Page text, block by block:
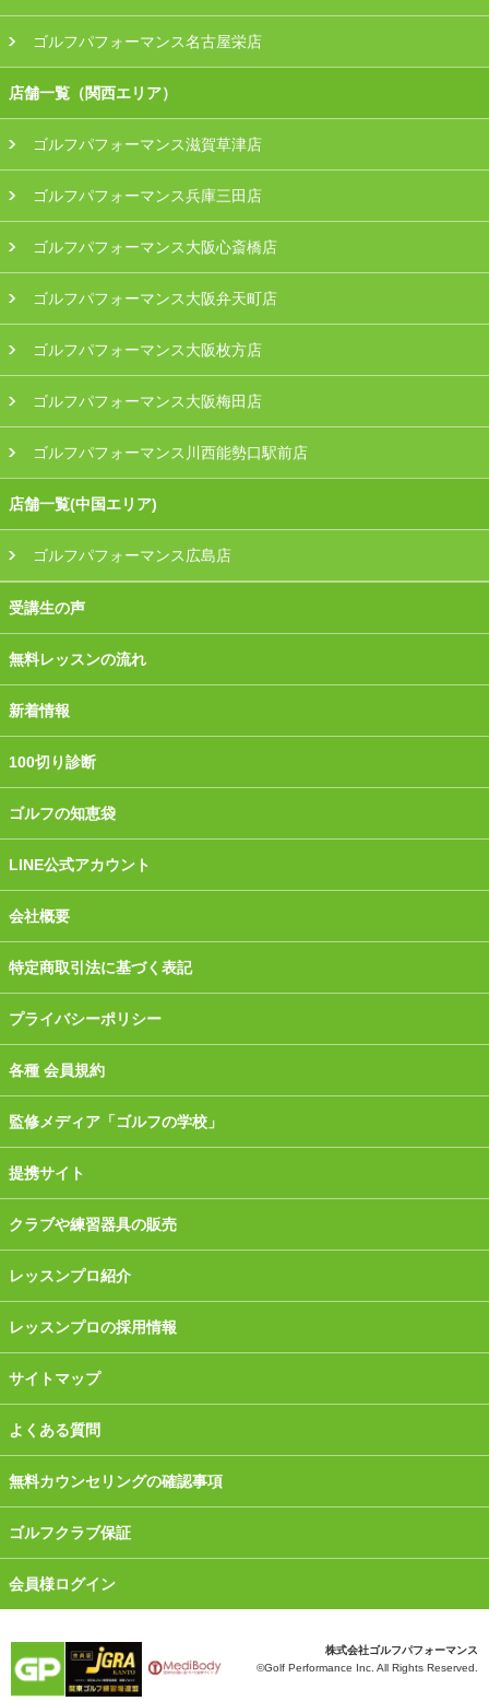
ゴルフパフォーマンス名古屋栄店
店舗一覧（関西エリア）
ゴルフパフォーマンス滋賀草津店
ゴルフパフォーマンス兵庫三田店
ゴルフパフォーマンス大阪心斎橋店
ゴルフパフォーマンス大阪弁天町店
ゴルフパフォーマンス大阪枚方店
ゴルフパフォーマンス大阪梅田店
ゴルフパフォーマンス川西能勢口駅前店
店舗一覧(中国エリア)
ゴルフパフォーマンス広島店
受講生の声
無料レッスンの流れ
新着情報
100切り診断
ゴルフの知恵袋
LINE公式アカウント
会社概要
特定商取引法に基づく表記
プライバシーポリシー
各種 会員規約
監修メディア「ゴルフの学校」
提携サイト
クラブや練習器具の販売
レッスンプロ紹介
レッスンプロの採用情報
サイトマップ
よくある質問
無料カウンセリングの確認事項
ゴルフクラブ保証
会員様ログイン
株式会社ゴルフパフォーマンス
©Golf Performance Inc. All Rights Reserved.